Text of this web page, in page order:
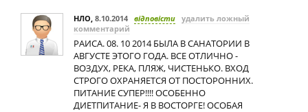
НЛО, 8.10.2014 відповісти удалить ложный
комментарий
РАИСА. 08. 10 2014 БЫЛА В САНАТОРИИ В
АВГУСТЕ ЭТОГО ГОДА. ВСЕ ОТЛИЧНО -
ВОЗДУХ, РЕКА, ПЛЯЖ, ЧИСТЕНЬКО. ВХОД
СТРОГО ОХРАНЯЕТСЯ ОТ ПОСТОРОННИХ.
ПИТАНИЕ СУПЕР!!!! ОСОБЕННО
ДИЕТПИТАНИЕ- Я В ВОСТОРГЕ! ОСОБАЯ